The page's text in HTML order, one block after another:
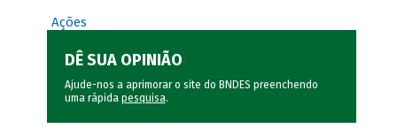
Ações
DÊ SUA OPINIÃO
Ajude-nos a aprimorar o site do BNDES preenchendo
uma rápida pesquisa.